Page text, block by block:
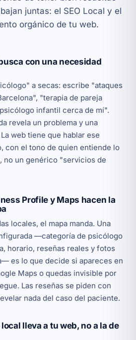
juntas: el SEO Local y el
orgánico de tu web.
con una necesidad
a secas: escribe "ataques
"terapia de pareja
infantil cerca de mí".
revela un problema y una
web tiene que hablar ese
con el tono de quien entiende lo
no un genérico "servicios de
Profile y Maps hacen la
locales, el mapa manda. Una
—categoría de psicólogo
horario, reseñas reales y fotos
es lo que decide si apareces en
Maps o quedas invisible por
Las reseñas se piden con
nada del caso del paciente.
lleva a tu web, no a la de